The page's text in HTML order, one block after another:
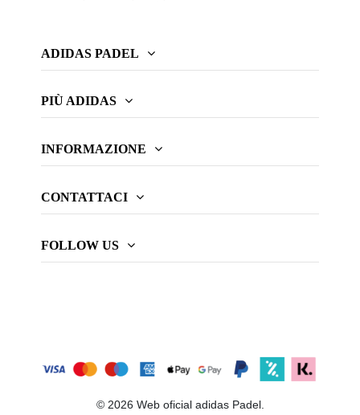
ADIDAS PADEL
PIÙ ADIDAS
INFORMAZIONE
CONTATTACI
FOLLOW US
© 2026 Web oficial adidas Padel.